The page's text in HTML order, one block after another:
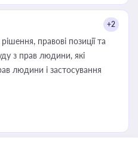
+2
правові позиції та
з прав людини, які
людини і застосування